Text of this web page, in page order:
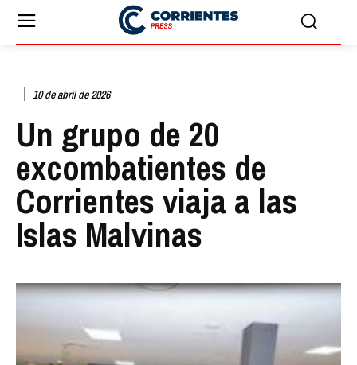
10 de abril de 2026
Un grupo de 20
excombatientes de
Corrientes viaja a las
Islas Malvinas